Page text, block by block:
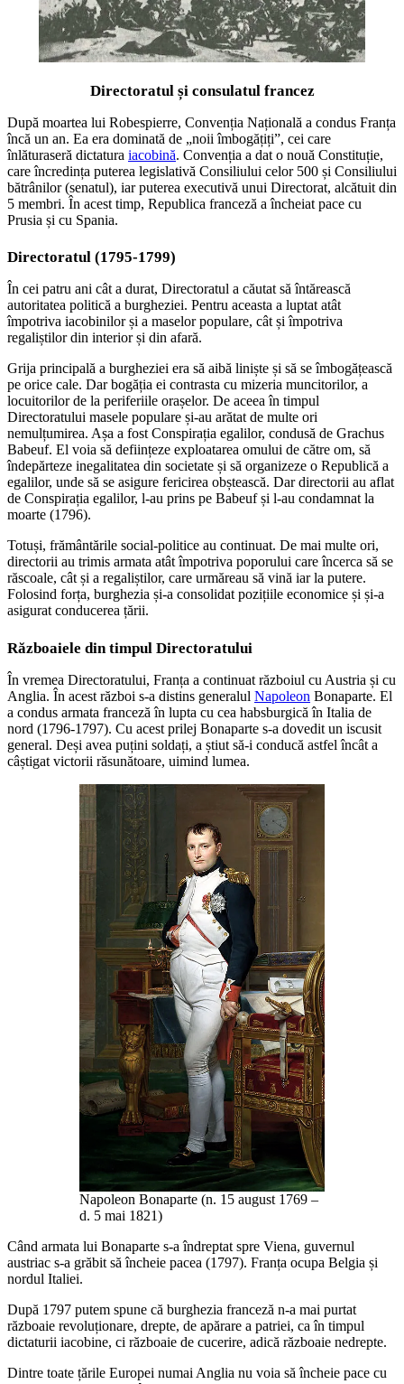
Directoratul și consulatul francez
După moartea lui Robespierre, Convenția Națională a condus Franța
încă un an. Ea era dominată de „noii îmbogățiți”, cei care
înlăturaseră dictatura iacobină. Convenția a dat o nouă Constituție,
care încredința puterea legislativă Consiliului celor 500 și Consiliului
bătrânilor (senatul), iar puterea executivă unui Directorat, alcătuit din
5 membri. În acest timp, Republica franceză a încheiat pace cu
Prusia și cu Spania.
Directoratul (1795-1799)
În cei patru ani cât a durat, Directoratul a căutat să întărească
autoritatea politică a burgheziei. Pentru aceasta a luptat atât
împotriva iacobinilor și a maselor populare, cât și împotriva
regaliștilor din interior și din afară.
Grija principală a burgheziei era să aibă liniște și să se îmbogățească
pe orice cale. Dar bogăția ei contrasta cu mizeria muncitorilor, a
locuitorilor de la periferiile orașelor. De aceea în timpul
Directoratului masele populare și-au arătat de multe ori
nemulțumirea. Așa a fost Conspirația egalilor, condusă de Grachus
Babeuf. El voia să deființeze exploatarea omului de către om, să
îndepărteze inegalitatea din societate și să organizeze o Republică a
egalilor, unde să se asigure fericirea obștească. Dar directorii au aflat
de Conspirația egalilor, l-au prins pe Babeuf și l-au condamnat la
moarte (1796).
Totuși, frământările social-politice au continuat. De mai multe ori,
directorii au trimis armata atât împotriva poporului care încerca să se
răscoale, cât și a regaliștilor, care urmăreau să vină iar la putere.
Folosind forța, burghezia și-a consolidat pozițiile economice și și-a
asigurat conducerea țării.
Războaiele din timpul Directoratului
În vremea Directoratului, Franța a continuat războiul cu Austria și cu
Anglia. În acest război s-a distins generalul Napoleon Bonaparte. El
a condus armata franceză în lupta cu cea habsburgică în Italia de
nord (1796-1797). Cu acest prilej Bonaparte s-a dovedit un iscusit
general. Deși avea puțini soldați, a știut să-i conducă astfel încât a
câștigat victorii răsunătoare, uimind lumea.
Napoleon Bonaparte (n. 15 august 1769 –
d. 5 mai 1821)
Când armata lui Bonaparte s-a îndreptat spre Viena, guvernul
austriac s-a grăbit să încheie pacea (1797). Franța ocupa Belgia și
nordul Italiei.
După 1797 putem spune că burghezia franceză n-a mai purtat
războaie revoluționare, drepte, de apărare a patriei, ca în timpul
dictaturii iacobine, ci războaie de cucerire, adică războaie nedrepte.
Dintre toate țările Europei numai Anglia nu voia să încheie pace cu